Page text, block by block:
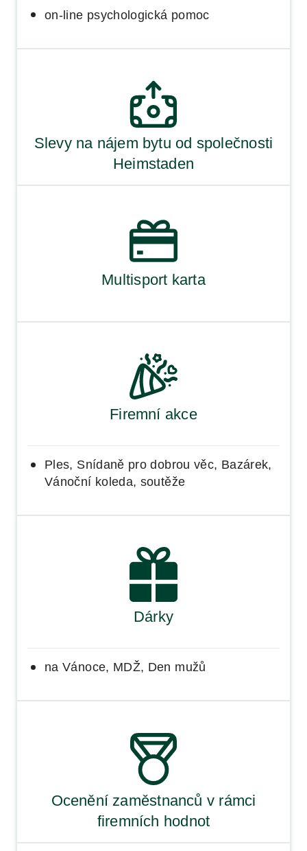
on-line psychologická pomoc
Slevy na nájem bytu od společnosti
Heimstaden
Multisport karta
Firemní akce
Ples, Snídaně pro dobrou věc, Bazárek,
Vánoční koleda, soutěže
Dárky
na Vánoce, MDŽ, Den mužů
Ocenění zaměstnanců v rámci
firemních hodnot